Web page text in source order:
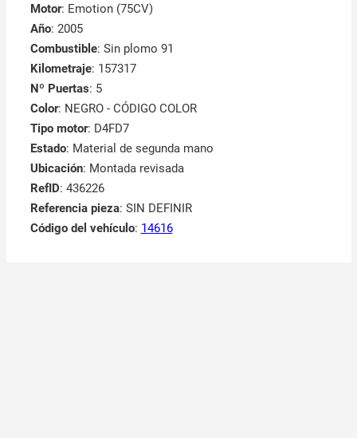
Motor: Emotion (75CV)
Año: 2005
Combustible: Sin plomo 91
Kilometraje: 157317
Nº Puertas: 5
Color: NEGRO - CÓDIGO COLOR
Tipo motor: D4FD7
Estado: Material de segunda mano
Ubicación: Montada revisada
RefID: 436226
Referencia pieza: SIN DEFINIR
Código del vehículo: 14616